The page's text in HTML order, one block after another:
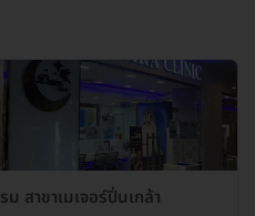
สาขาเมเจอร์ปิ่นเกล้า